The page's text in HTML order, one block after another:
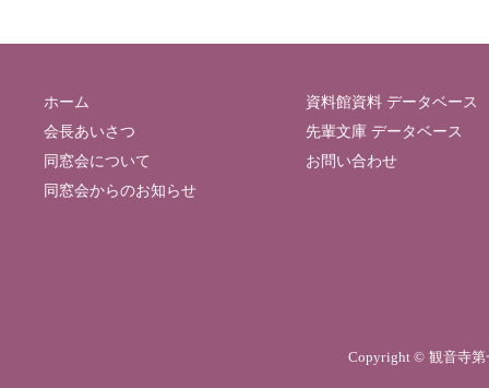
ホーム
会長あいさつ
同窓会について
同窓会からのお知らせ
資料館資料 データベース
先輩文庫 データベース
お問い合わせ
Copyright © 観音寺第